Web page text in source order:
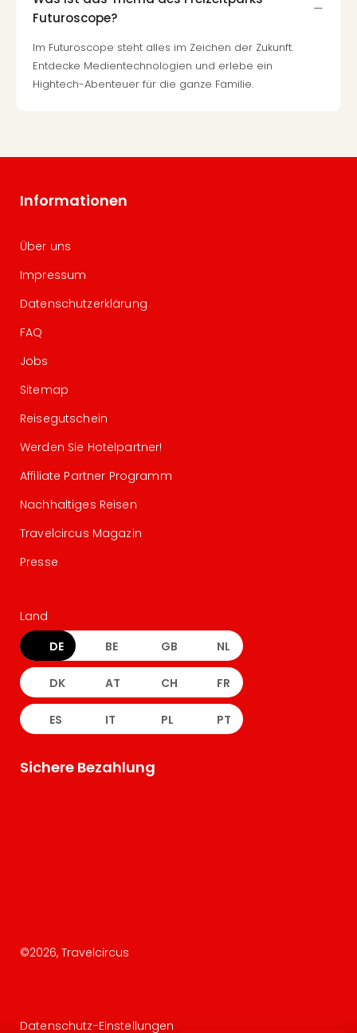
Futuroscope?
Im Futuroscope steht alles im Zeichen der Zukunft.
Entdecke Medientechnologien und erlebe ein
Hightech-Abenteuer für die ganze Familie.
Informationen
Über uns
Impressum
Datenschutzerklärung
FAQ
Jobs
Sitemap
Reisegutschein
Werden Sie Hotelpartner!
Affiliate Partner Programm
Nachhaltiges Reisen
Travelcircus Magazin
Presse
Land
DE BE GB NL
DK AT CH FR
ES IT PL PT
Sichere Bezahlung
©2026, Travelcircus
Datenschutz-Einstellungen